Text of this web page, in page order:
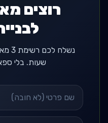
רוצים
שעות. בלי